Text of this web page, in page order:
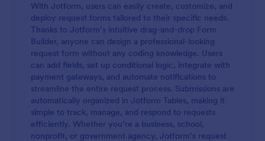
With Jotform, users can easily create, customize, and
deploy request forms tailored to their specific needs.
Thanks to Jotform’s intuitive drag-and-drop Form
Builder, anyone can design a professional-looking
request form without any coding knowledge. Users
can add fields, set up conditional logic, integrate with
payment gateways, and automate notifications to
streamline the entire request process. Submissions are
automatically organized in Jotform Tables, making it
simple to track, manage, and respond to requests
efficiently. Whether you’re a business, school,
nonprofit, or government agency, Jotform’s request